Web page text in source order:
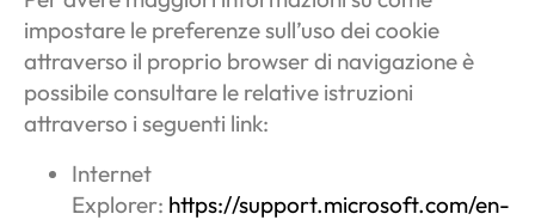
impostare le preferenze sull’uso dei cookie
attraverso il proprio browser di navigazione è
possibile consultare le relative istruzioni
attraverso i seguenti link:
Internet
Explorer: https://support.microsoft.com/en-